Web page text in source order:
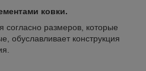
ковки.
согласно размеров, которые
обуславливает конструкция